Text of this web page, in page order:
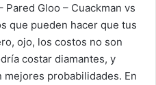
Pared Gloo – Cuackman vs
que pueden hacer que tus
ojo, los costos no son
costar diamantes, y
probabilidades. En